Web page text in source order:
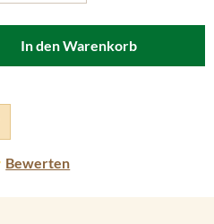
Bewerten
In den Warenkorb